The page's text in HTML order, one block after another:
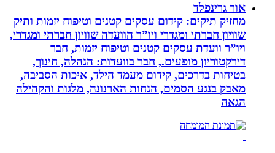
אור גרינפלד
מחזיק תיקים: קידום עסקים קטנים וטיפוח יזמות ותיק
שוויון חברתי ומגדרי ויו”ר הוועדה שוויון חברתי ומגדרי,
ויו”ר וועדת עסקים קטנים וטיפוח יזמות, חבר
דירקטוריון מופעים., חבר בוועדות: הנהלה, חינוך,
בטיחות בדרכים, קידום מעמד הילד, איכות הסביבה,
מאבק בנגע הסמים, הנחות הארנונה, מלגות והקהילה